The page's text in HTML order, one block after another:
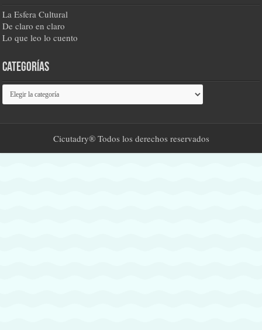
La Esfera Cultural
De claro en claro
Lo que leo lo cuento
Categorías
Categorías
Cicutadry® Todos los derechos reservados